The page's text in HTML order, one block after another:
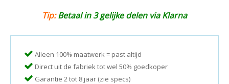
Tip:Betaal in 3 gelijke delen via Klarna
Alleen 100% maatwerk = past altijd
Direct uit de fabriek tot wel 50% goedkoper
Garantie 2 tot 8 jaar (zie specs)